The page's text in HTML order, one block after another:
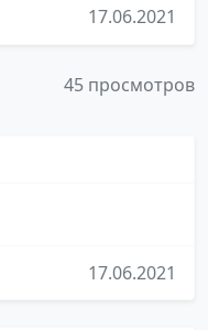
17.06.2021
45 просмотров
17.06.2021